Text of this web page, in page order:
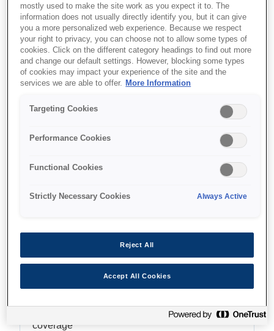
Automated colour accuracy
17-дюймовий друк
11-кольоровий UltraChrome HDR
Опційний SpectroProofer
Find support
Функції
Широке колірне охоплення
Wide colour gamutAchieves 98% PANTONE*
coverage
mostly used to make the site work as you expect it to. The
information does not usually directly identify you, but it can give
you a more personalized web experience. Because we respect
your right to privacy, you can choose not to allow some types of
cookies. Click on the different category headings to find out more
and change our default settings. However, blocking some types
of cookies may impact your experience of the site and the
services we are able to offer.
More Information
Targeting Cookies
Performance Cookies
Functional Cookies
Strictly Necessary Cookies Always Active
Reject All
Accept All Cookies